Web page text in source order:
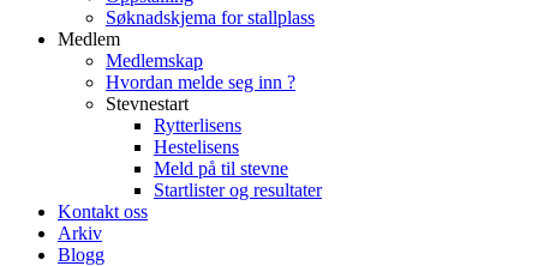
Søknadskjema for stallplass
Medlem
Medlemskap
Hvordan melde seg inn ?
Stevnestart
Rytterlisens
Hestelisens
Meld på til stevne
Startlister og resultater
Kontakt oss
Arkiv
Blogg